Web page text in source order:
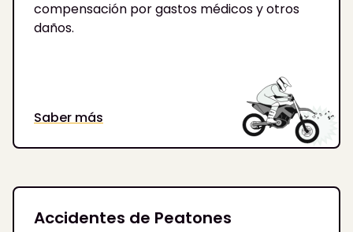
compensación por gastos médicos y otros
daños.
Saber más
Accidentes de Peatones